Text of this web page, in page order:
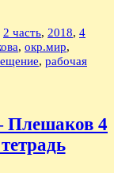
2 часть, 2018, 4
, окр.мир,
, рабочая
Плешаков 4